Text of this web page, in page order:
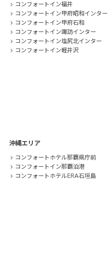
コンフォートイン福井
コンフォートイン甲府昭和インター
コンフォートイン甲府石和
コンフォートイン諏訪インター
コンフォートイン塩尻北インター
コンフォートイン軽井沢
沖縄エリア
コンフォートホテル那覇県庁前
コンフォートイン那覇泊港
コンフォートホテルERA石垣島